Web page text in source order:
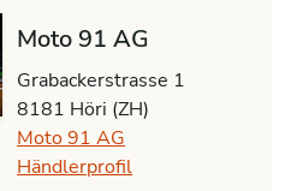
Moto 91 AG
Grabackerstrasse 1
8181 Höri (ZH)
Moto 91 AG
Händlerprofil